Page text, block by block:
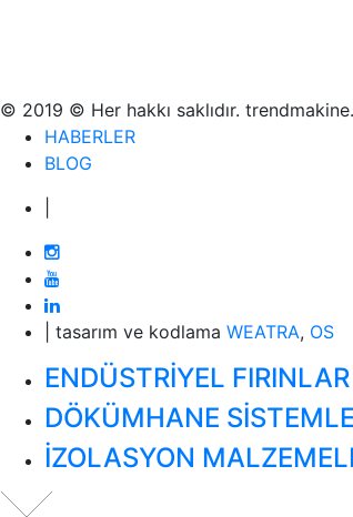
© 2019 © Her hakkı saklıdır.
HABERLER
BLOG
| tasarım ve kodlama WEATRA, OS
ENDÜSTRİYEL FIRINLAR
DÖKÜMHANE
İZOLASYON